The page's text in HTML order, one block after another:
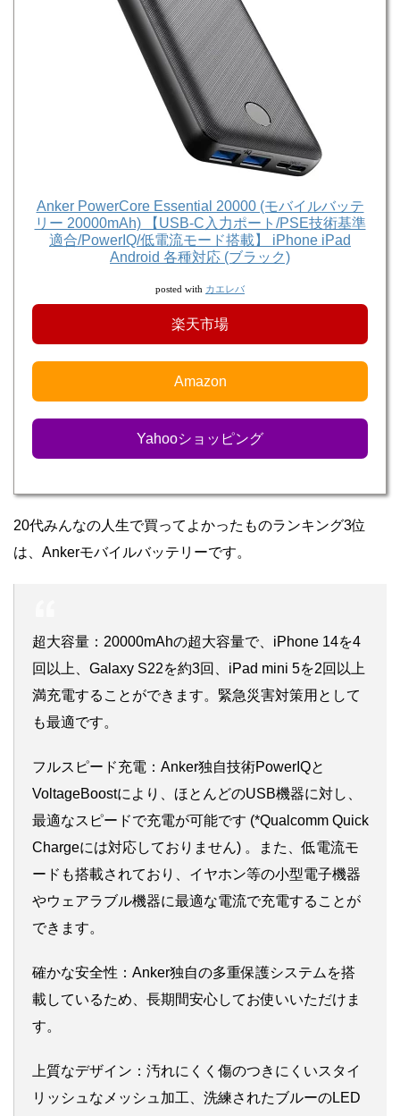
Anker PowerCore Essential 20000 (モバイルバッテ
リー 20000mAh) 【USB-C入力ポート/PSE技術基準
適合/PowerIQ/低電流モード搭載】 iPhone iPad
Android 各種対応 (ブラック)
posted with カエレバ
楽天市場
Amazon
Yahooショッピング
20代みんなの人生で買ってよかったものランキング3位
は、Ankerモバイルバッテリーです。
超大容量：20000mAhの超大容量で、iPhone 14を4
回以上、Galaxy S22を約3回、iPad mini 5を2回以上
満充電することができます。緊急災害対策用として
も最適です。
フルスピード充電：Anker独自技術PowerIQと
VoltageBoostにより、ほとんどのUSB機器に対し、
最適なスピードで充電が可能です (*Qualcomm Quick
Chargeには対応しておりません) 。また、低電流モ
ードも搭載されており、イヤホン等の小型電子機器
やウェアラブル機器に最適な電流で充電することが
できます。
確かな安全性：Anker独自の多重保護システムを搭
載しているため、長期間安心してお使いいただけま
す。
上質なデザイン：汚れにくく傷のつきにくいスタイ
リッシュなメッシュ加工、洗練されたブルーのLED